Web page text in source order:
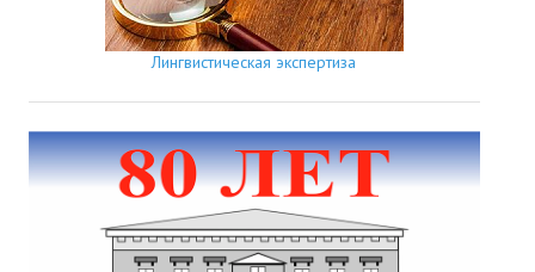
Лингвистическая экспертиза